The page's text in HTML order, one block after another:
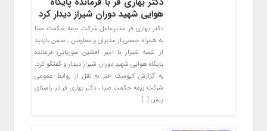
هوایی شهید دوران شیراز دیدار کرد
دکتر بهاری فر مدیرعامل شرکت بیمه حکمت صبا
به همراه جمعی از مدیران و معاونین ، ضمن بازدید
از شعبه شیراز با امیر افشین سوریایی فرمانده
پایگاه هوایی شهید دوران شیراز دیدار و گفتگو کرد.
به گزارش کیوسک خبر به نقل از روابط عمومی
شرکت بیمه حکمت صبا ، دکتر بهاری فر در راستای
پیش […]